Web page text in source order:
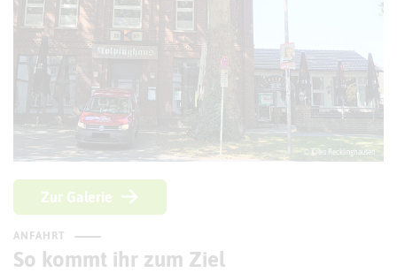
© Kreis Recklinghausen
Zur Galerie
ANFAHRT
So kommt ihr zum Ziel